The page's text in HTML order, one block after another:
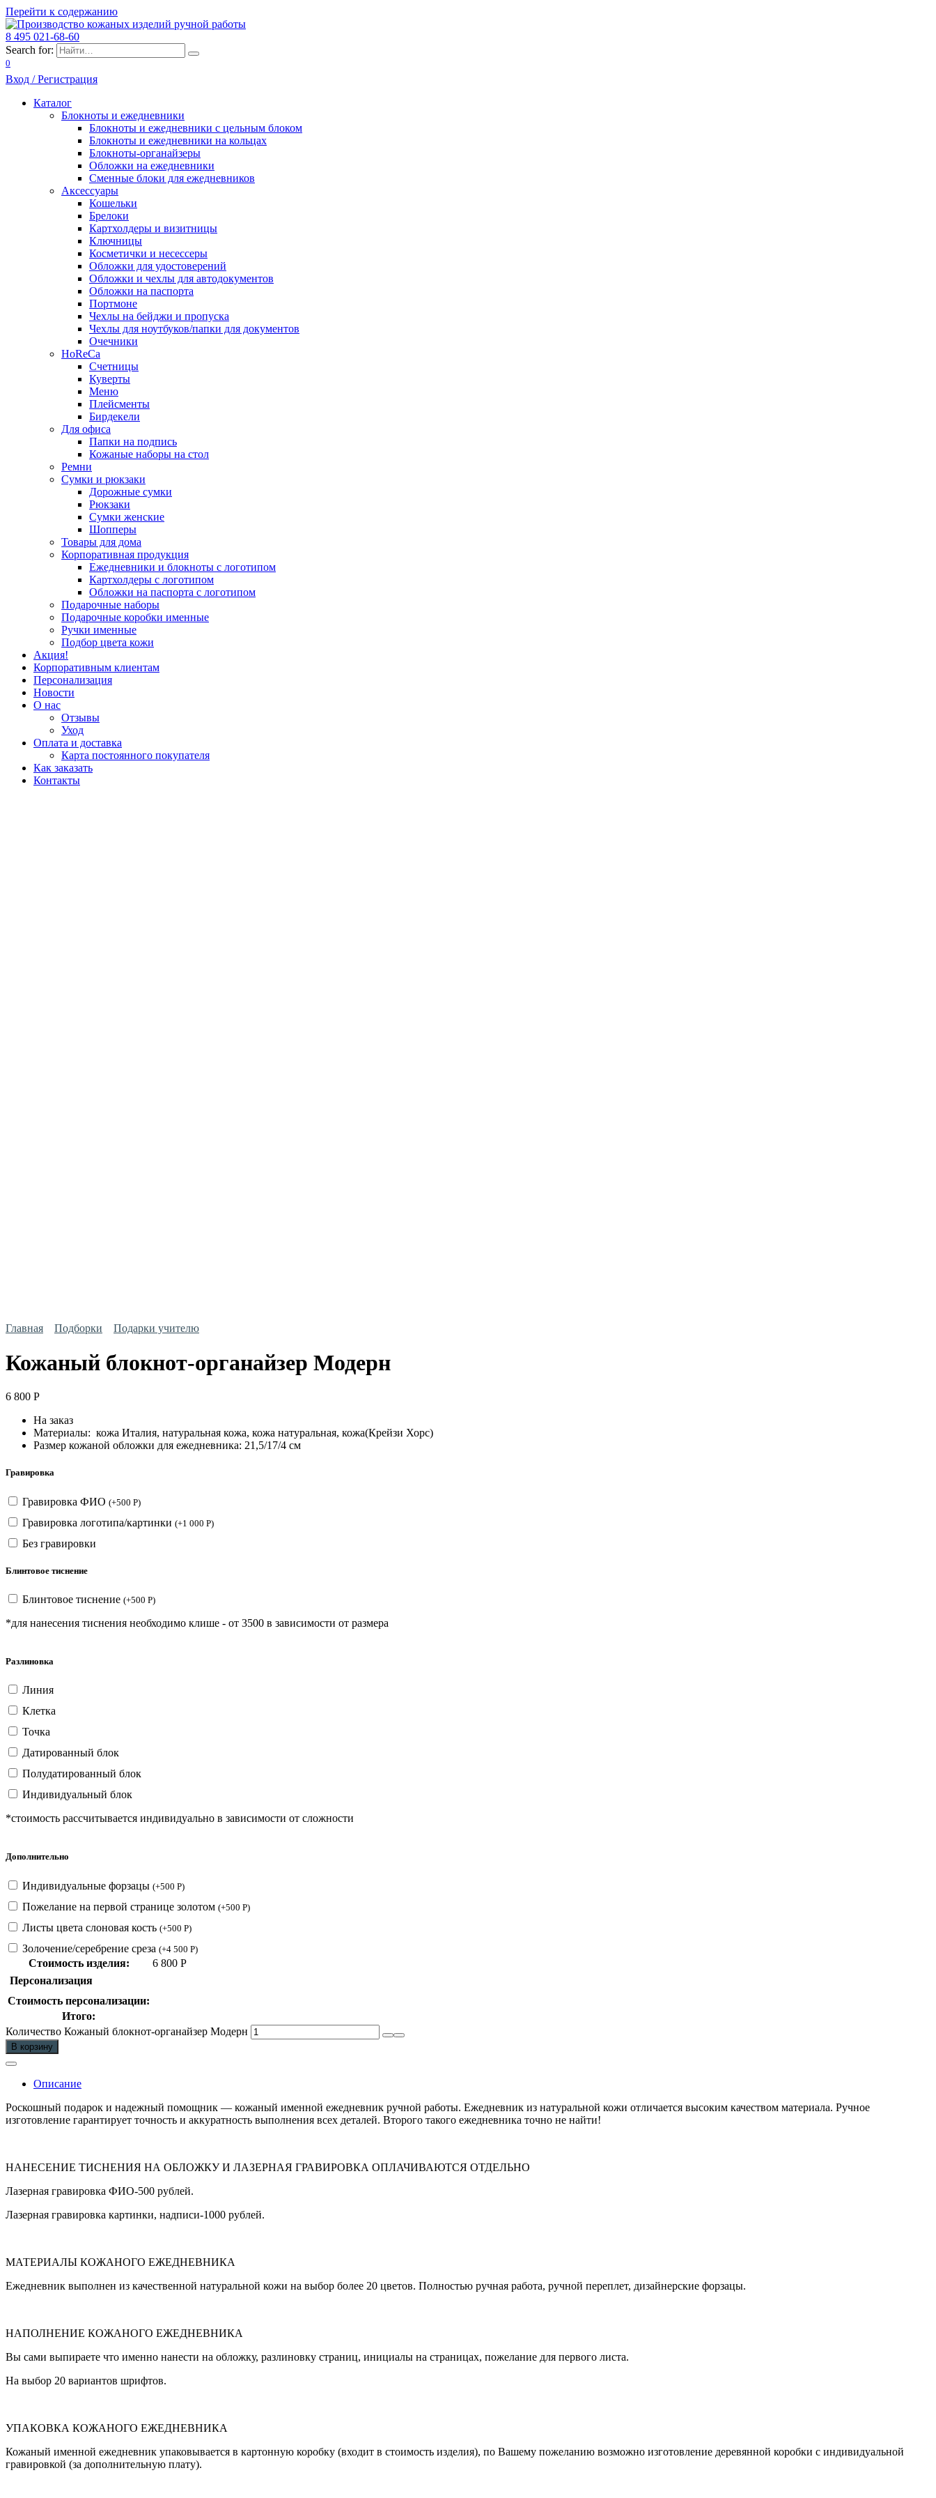
Перейти к содержанию
8 495 021-68-60
Search for:
0
Вход / Регистрация
Каталог
Блокноты и ежедневники
Блокноты и ежедневники с цельным блоком
Блокноты и ежедневники на кольцах
Блокноты-органайзеры
Обложки на ежедневники
Сменные блоки для ежедневников
Аксессуары
Кошельки
Брелоки
Картхолдеры и визитницы
Ключницы
Косметички и несессеры
Обложки для удостоверений
Обложки и чехлы для автодокументов
Обложки на паспорта
Портмоне
Чехлы на бейджи и пропуска
Чехлы для ноутбуков/папки для документов
Очечники
HoReCa
Счетницы
Куверты
Меню
Плейсменты
Бирдекели
Для офиса
Папки на подпись
Кожаные наборы на стол
Ремни
Сумки и рюкзаки
Дорожные сумки
Рюкзаки
Сумки женские
Шопперы
Товары для дома
Корпоративная продукция
Ежедневники и блокноты с логотипом
Картхолдеры с логотипом
Обложки на паспорта с логотипом
Подарочные наборы
Подарочные коробки именные
Ручки именные
Подбор цвета кожи
Акция!
Корпоративным клиентам
Персонализация
Новости
О нас
Отзывы
Уход
Оплата и доставка
Карта постоянного покупателя
Как заказать
Контакты
Главная Подборки Подарки учителю
Кожаный блокнот-органайзер Модерн
6 800 Р
На заказ
Материалы: кожа Италия, натуральная кожа, кожа натуральная, кожа(Крейзи Хорс)
Размер кожаной обложки для ежедневника: 21,5/17/4 см
Гравировка
Гравировка ФИО (+500 Р)
Гравировка логотипа/картинки (+1 000 Р)
Без гравировки
Блинтовое тиснение
Блинтовое тиснение (+500 Р)
*для нанесения тиснения необходимо клише - от 3500 в зависимости от размера
Разлиновка
Линия
Клетка
Точка
Датированный блок
Полудатированный блок
Индивидуальный блок
*стоимость рассчитывается индивидуально в зависимости от сложности
Дополнительно
Индивидуальные форзацы (+500 Р)
Пожелание на первой странице золотом (+500 Р)
Листы цвета слоновая кость (+500 Р)
Золочение/серебрение среза (+4 500 Р)
Стоимость изделия: 6 800 Р
Персонализация
Стоимость персонализации:
Итого:
Количество Кожаный блокнот-органайзер Модерн
В корзину
Описание
Роскошный подарок и надежный помощник — кожаный именной ежедневник ручной работы. Ежедневник из натуральной кожи отличается высоким качеством материала. Ручное
изготовление гарантирует точность и аккуратность выполнения всех деталей. Второго такого ежедневника точно не найти!
НАНЕСЕНИЕ ТИСНЕНИЯ НА ОБЛОЖКУ И ЛАЗЕРНАЯ ГРАВИРОВКА ОПЛАЧИВАЮТСЯ ОТДЕЛЬНО
Лазерная гравировка ФИО-500 рублей.
Лазерная гравировка картинки, надписи-1000 рублей.
МАТЕРИАЛЫ КОЖАНОГО ЕЖЕДНЕВНИКА
Ежедневник выполнен из качественной натуральной кожи на выбор более 20 цветов. Полностью ручная работа, ручной переплет, дизайнерские форзацы.
НАПОЛНЕНИЕ КОЖАНОГО ЕЖЕДНЕВНИКА
Вы сами выпираете что именно нанести на обложку, разлиновку страниц, инициалы на страницах, пожелание для первого листа.
На выбор 20 вариантов шрифтов.
УПАКОВКА КОЖАНОГО ЕЖЕДНЕВНИКА
Кожаный именной ежедневник упаковывается в картонную коробку (входит в стоимость изделия), по Вашему пожеланию возможно изготовление деревянной коробки с индивидуальной
гравировкой (за дополнительную плату).